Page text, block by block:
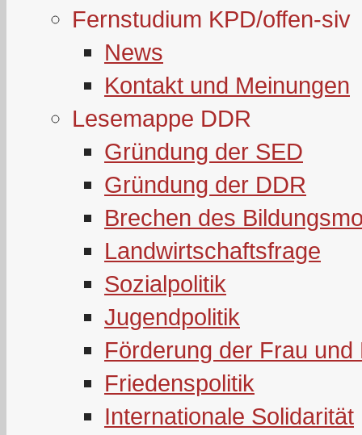
Fernstudium KPD/offen-siv
News
Kontakt und Meinungen
Lesemappe DDR
Gründung der SED
Gründung der DDR
Brechen des
Landwirtschaftsfrage
Sozialpolitik
Jugendpolitik
Förderung der Frau und
Friedenspolitik
Internationale Solidarität